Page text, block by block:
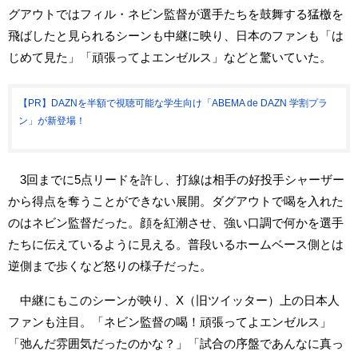
グアウトではフィル・ネビン監督が選手たちを鼓舞する猛檄を
飛ばしたと見られるシーンも中継に映り、日本のファンも「は
じめて見た」「頑張ってよエンゼルス」などと驚いていた。
【PR】DAZNを半額で視聴可能な学生向け「ABEMA de DAZN 学割プラ
ン」が新登場！
3回までに5点リードを許し、打線は相手の好投手シャーザー
から得点を奪うことができない展開。ダグアウトで喝を入れた
のはネビン監督だった。顔を紅潮させ、強い口調で何かを選手
たちに伝えているように見える。普段いるホームベース側とは
逆側まで歩くなど怒りの様子だった。
中継にもこのシーンが映り、X（旧ツイッター）上の日本人
ファンも注目。「ネビン監督の喝！頑張ってよエンゼルス」
「弛んだ雰囲気だったのかな？」「試合の序盤であんなに真っ